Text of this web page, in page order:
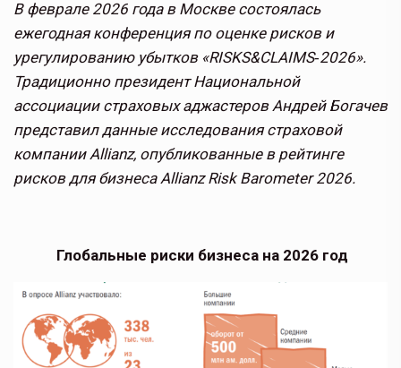
В феврале 2026 года в Москве состоялась
ежегодная конференция по оценке рисков и
урегулированию убытков «RISKS&CLAIMS‑2026».
Традиционно президент Национальной
ассоциации страховых аджастеров Андрей Богачев
представил данные исследования страховой
компании Allianz, опубликованные в рейтинге
рисков для бизнеса Allianz Risk Barometer 2026.
Глобальные риски бизнеса на 2026 год